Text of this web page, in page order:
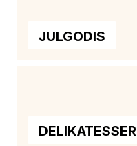
JULGODIS
DELIKATESSER